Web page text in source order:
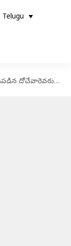
Telugu
చిత్రాన్ని తీసుకొస్తున్న గీతా ఆర్ట్స్